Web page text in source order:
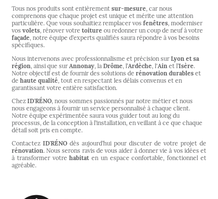
Tous nos produits sont entièrement sur-mesure, car nous
comprenons que chaque projet est unique et mérite une attention
particulière. Que vous souhaitiez remplacer vos fenêtres, moderniser
vos volets, rénover votre toiture ou redonner un coup de neuf à votre
façade, notre équipe d’experts qualifiés saura répondre à vos besoins
spécifiques.
Nous intervenons avec professionnalisme et précision sur Lyon et sa
région, ainsi que sur Annonay, la Drôme, l’Ardèche, l'Ain et l’Isère.
Notre objectif est de fournir des solutions de rénovation durables et
de haute qualité, tout en respectant les délais convenus et en
garantissant votre entière satisfaction.
Chez ID'RÉNO, nous sommes passionnés par notre métier et nous
nous engageons à fournir un service personnalisé à chaque client.
Notre équipe expérimentée saura vous guider tout au long du
processus, de la conception à l’installation, en veillant à ce que chaque
détail soit pris en compte.
Contactez ID'RÉNO dès aujourd’hui pour discuter de votre projet de
rénovation. Nous serons ravis de vous aider à donner vie à vos idées et
à transformer votrehabitat en un espace confortable, fonctionnel et
agréable.